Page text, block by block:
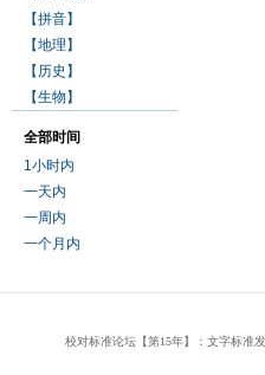
【拼音】
【地理】
【历史】
【生物】
全部时间
1小时内
一天内
一周内
一个月内
校对标准论坛【第15年】：文字标准